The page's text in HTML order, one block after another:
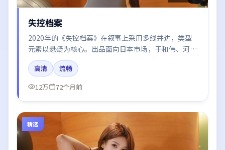
失控档案
2020年的《失控档案》在叙事上采用多线并进，类型
元素以悬疑为核心。出品面向日本市场，于和伟、河正
宇、谭卓、肖战所饰角色推动关键反转，结尾留白引发
讨论。
高清
流畅
12万
72个月前
精选